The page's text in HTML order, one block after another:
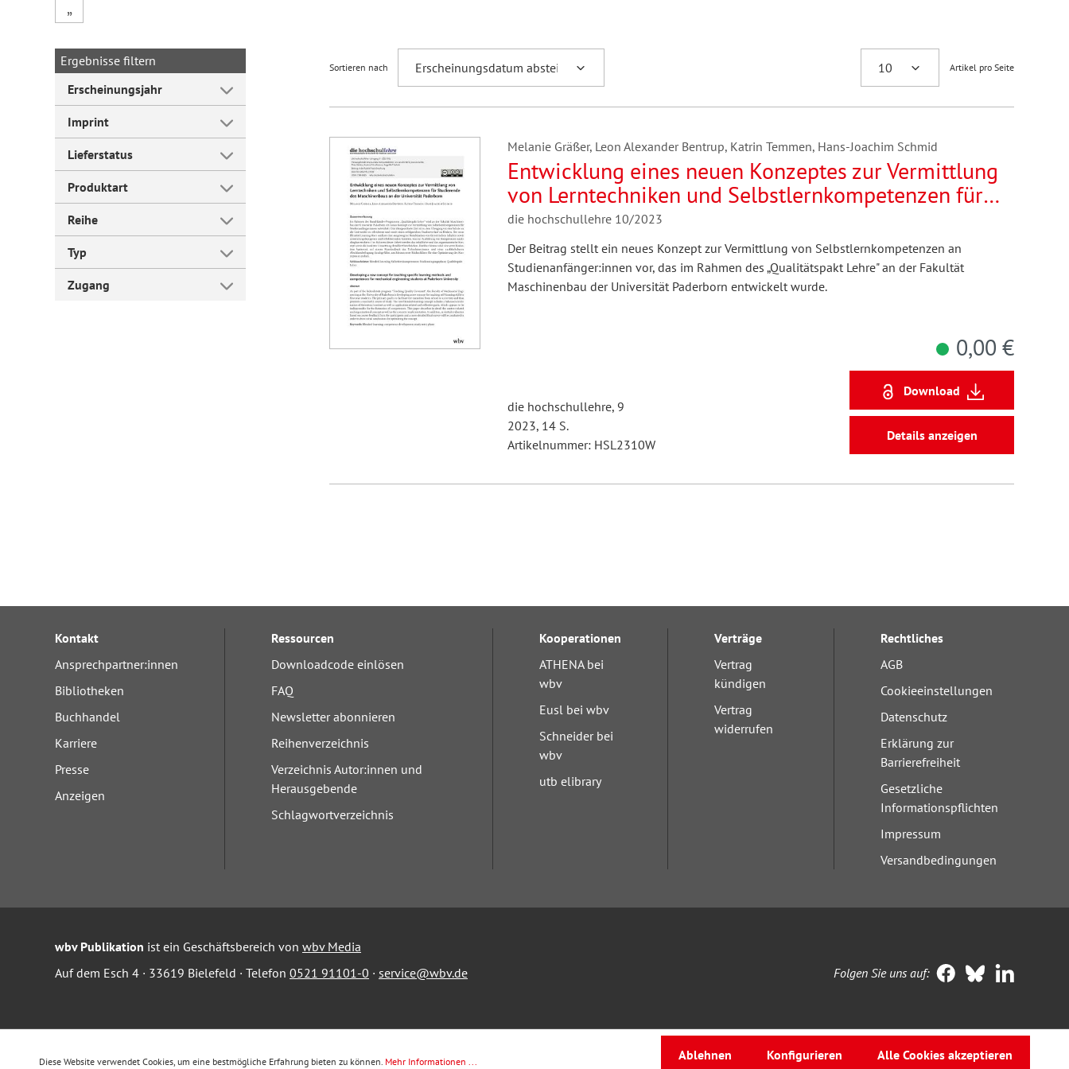
Forum Arbeitslehre
„
Ergebnisse filtern
Erscheinungsjahr
Imprint
Lieferstatus
Produktart
Reihe
Typ
Zugang
Sortieren nach Artikel pro Seite
Melanie Gräßer, Leon Alexander Bentrup, Katrin Temmen, Hans-Joachim Schmid
Entwicklung eines neuen Konzeptes zur Vermittlung
von Lerntechniken und Selbstlernkompetenzen für
Studierende des Maschinenbaus an der Universität
Paderborn
die hochschullehre 10/2023
Der Beitrag stellt ein neues Konzept zur Vermittlung von Selbstlernkompetenzen an
Studienanfänger:innen vor, das im Rahmen des „Qualitätspakt Lehre" an der Fakultät
Maschinenbau der Universität Paderborn entwickelt wurde.
die hochschullehre, 9
2023, 14 S.
Artikelnummer: HSL2310W
0,00 €
Download
Details anzeigen
Kontakt
Ansprechpartner:innen
Bibliotheken
Buchhandel
Karriere
Presse
Anzeigen
Ressourcen
Downloadcode einlösen
FAQ
Newsletter abonnieren
Reihenverzeichnis
Verzeichnis Autor:innen und
Herausgebende
Schlagwortverzeichnis
Kooperationen
ATHENA bei
wbv
Eusl bei wbv
Schneider bei
wbv
utb elibrary
Verträge
Vertrag
kündigen
Vertrag
widerrufen
Rechtliches
AGB
Cookieeinstellungen
Datenschutz
Erklärung zur
Barrierefreiheit
Gesetzliche
Informationspflichten
Impressum
Versandbedingungen
wbv Publikation ist ein Geschäftsbereich von wbv Media
Auf dem Esch 4 · 33619 Bielefeld · Telefon 0521 91101-0 · service@wbv.de Folgen Sie uns auf:
Diese Website verwendet Cookies, um eine bestmögliche Erfahrung bieten zu können. Mehr Informationen ... Ablehnen Konfigurieren Alle Cookies akzeptieren